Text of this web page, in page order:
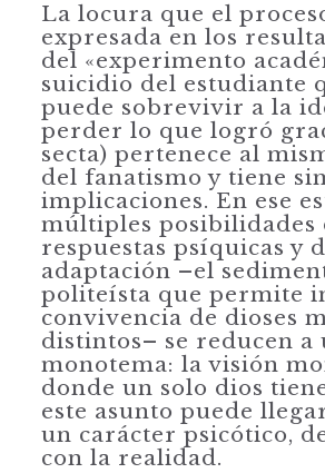
La locura que el
expresada en los
del «expe­rimento
suicidio del estudiante
puede sobrevivir a la
perder lo que logró
secta) pertenece al
del fanatis­mo y tiene
implicaciones. En ese
múltiples posibilidades
respuestas psíquicas y
adaptación –el
politeísta que permite
convivencia de dioses
distintos– se reducen a
monotema: la visión
donde un solo dios
este asunto puede
un carácter psicótico,
con la realidad.